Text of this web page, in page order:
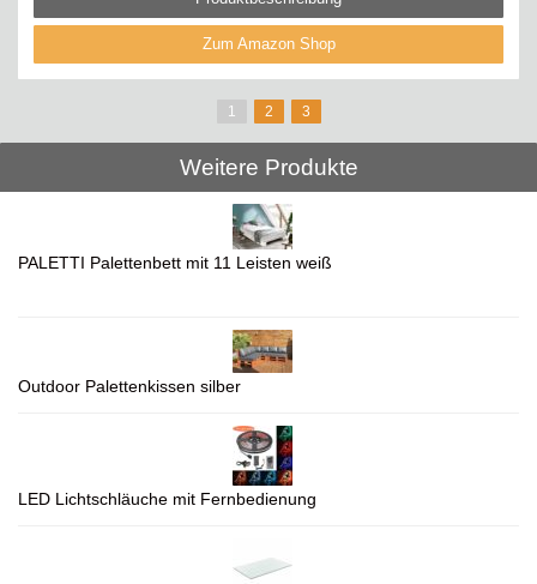
Zum Amazon Shop
1 2 3
Weitere Produkte
PALETTI Palettenbett mit 11 Leisten weiß
Outdoor Palettenkissen silber
LED Lichtschläuche mit Fernbedienung